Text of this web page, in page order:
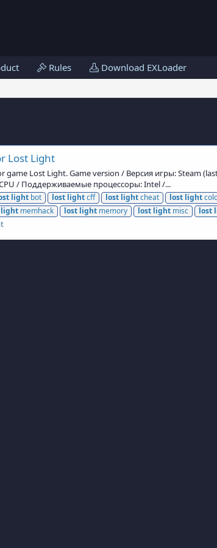
Rules Download EXLoader
Lost Light
Lost Light. Game version / Версия игры: Steam
/ Поддерживаемые процессоры: Intel /...
light bot lost lightcff lost lightcheat lost light
light memhack lost light memory lost light misc lost